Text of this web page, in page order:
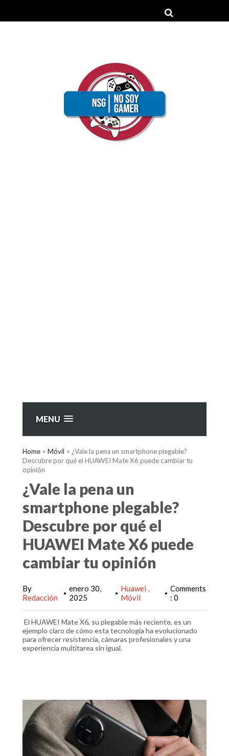
MENU
Home > Móvil > ¿Vale la pena un smartphone plegable?
Descubre por qué el HUAWEI Mate X6 puede cambiar tu
opinión
¿Vale la pena un
smartphone plegable?
Descubre por qué el
HUAWEI Mate X6 puede
cambiar tu opinión
By
Redacción
• enero 30,
2025
• Huawei
Móvil
• Comments
: 0
El HUAWEI Mate X6, su plegable más reciente, es un
ejemplo claro de cómo esta tecnología ha evolucionado
para ofrecer resistencia, cámaras profesionales y una
experiencia multitarea sin igual.